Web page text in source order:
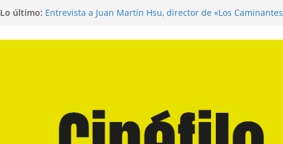
Lo último: Entrevista a Juan Martín Hsu, director de «Los Caminantes